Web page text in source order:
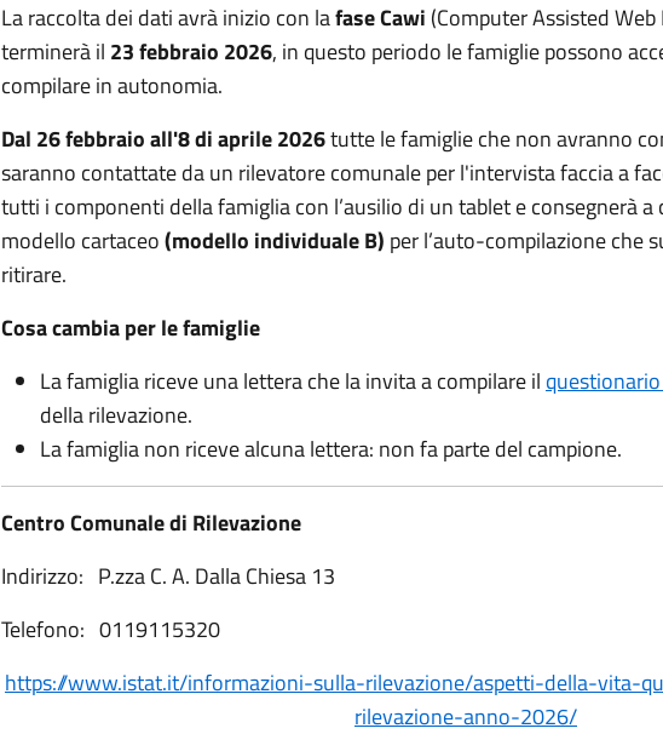
La raccolta dei dati avrà inizio con lafase Cawi (Computer Assisted
terminerà il 23 febbraio 2026, in questo periodo le famiglie possono
compilare in autonomia.
Dal 26 febbraio all'8 di aprile 2026tutte le famiglie che non avranno
saranno contattate da un rilevatore comunale per l'intervista faccia a
tutti i componenti della famiglia con l’ausilio di un tablet e consegnerà
modello cartaceo(modello individuale B) per l’auto-compilazione che
ritirare.
Cosa cambia per le famiglie
La famiglia riceve una lettera che la invita a compilare il
della rilevazione.
La famiglia non riceve alcuna lettera: non fa parte del campione.
Centro Comunale di Rilevazione
Indirizzo: P.zza C. A. Dalla Chiesa 13
Telefono: 0119115320
https://www.istat.it/informazioni-sulla-rilevazione/aspetti-della-vita-
rilevazione-anno-2026/